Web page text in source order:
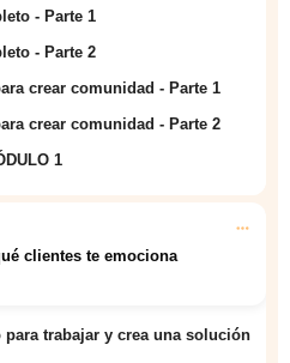
- Parte 1
- Parte 2
crear comunidad - Parte 1
crear comunidad - Parte 2
1
clientes te emociona
trabajar y crea una solución